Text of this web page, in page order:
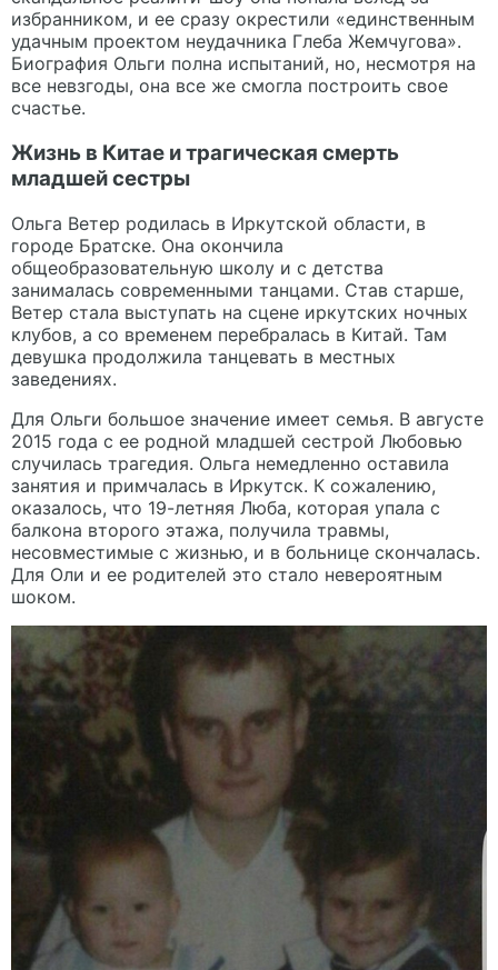
избранником, и ее сразу окрестили «единственным
удачным проектом неудачника Глеба Жемчугова».
Биография Ольги полна испытаний, но, несмотря на
все невзгоды, она все же смогла построить свое
счастье.
Жизнь в Китае и трагическая смерть
младшей сестры
Ольга Ветер родилась в Иркутской области, в
городе Братске. Она окончила
общеобразовательную школу и с детства
занималась современными танцами. Став старше,
Ветер стала выступать на сцене иркутских ночных
клубов, а со временем перебралась в Китай. Там
девушка продолжила танцевать в местных
заведениях.
Для Ольги большое значение имеет семья. В августе
2015 года с ее родной младшей сестрой Любовью
случилась трагедия. Ольга немедленно оставила
занятия и примчалась в Иркутск. К сожалению,
оказалось, что 19-летняя Люба, которая упала с
балкона второго этажа, получила травмы,
несовместимые с жизнью, и в больнице скончалась.
Для Оли и ее родителей это стало невероятным
шоком.